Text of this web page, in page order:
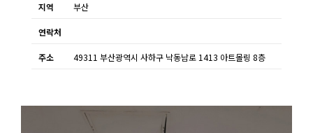
지역 부산
연락처
주소 49311 부산광역시 사하구 낙동남로 1413 아트몰링 8층